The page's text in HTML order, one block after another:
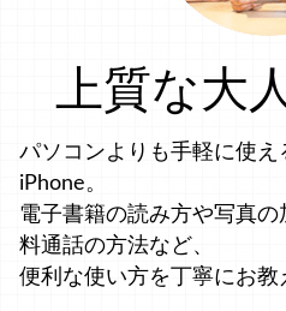
上質な大
パソコンよりも手軽に使え
iPhone。
電子書籍の読み方や写真
料通話の方法など、
便利な使い方を丁寧にお教